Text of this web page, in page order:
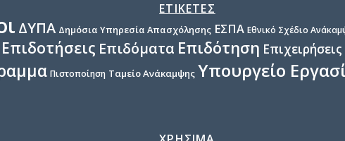
ΕΤΙΚΕΤΕΣ
ΔΥΠΑ Δημόσια Υπηρεσία Απασχόλησης ΕΣΠΑ Εθνικό Σχέδιο
Επιδοτήσεις Επιδόματα Επιδότηση Επιχειρήσεις
Πιστοποίηση Ταμείο Ανάκαμψης Υπουργείο